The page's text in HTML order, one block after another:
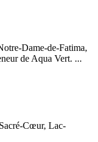
Dame-de-Fatima,
de Aqua Vert. ...
Cœur, Lac-